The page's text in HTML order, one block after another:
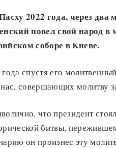
2022 года, через два
повел свой народ в
м соборе в Киеве.
спустя его
совершающих молитву
что президент
битвы,
он произнес эту